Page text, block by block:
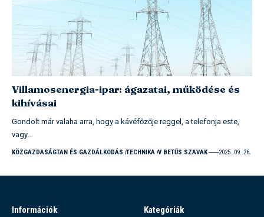
Villamosenergia-ipar: ágazatai, működése és
kihívásai
Gondolt már valaha arra, hogy a kávéfőzője reggel, a telefonja este,
vagy…
KÖZGAZDASÁGTAN ÉS GAZDÁLKODÁS TECHNIKA V BETŰS SZAVAK 2025. 09. 26.
Információk
Kategóriák